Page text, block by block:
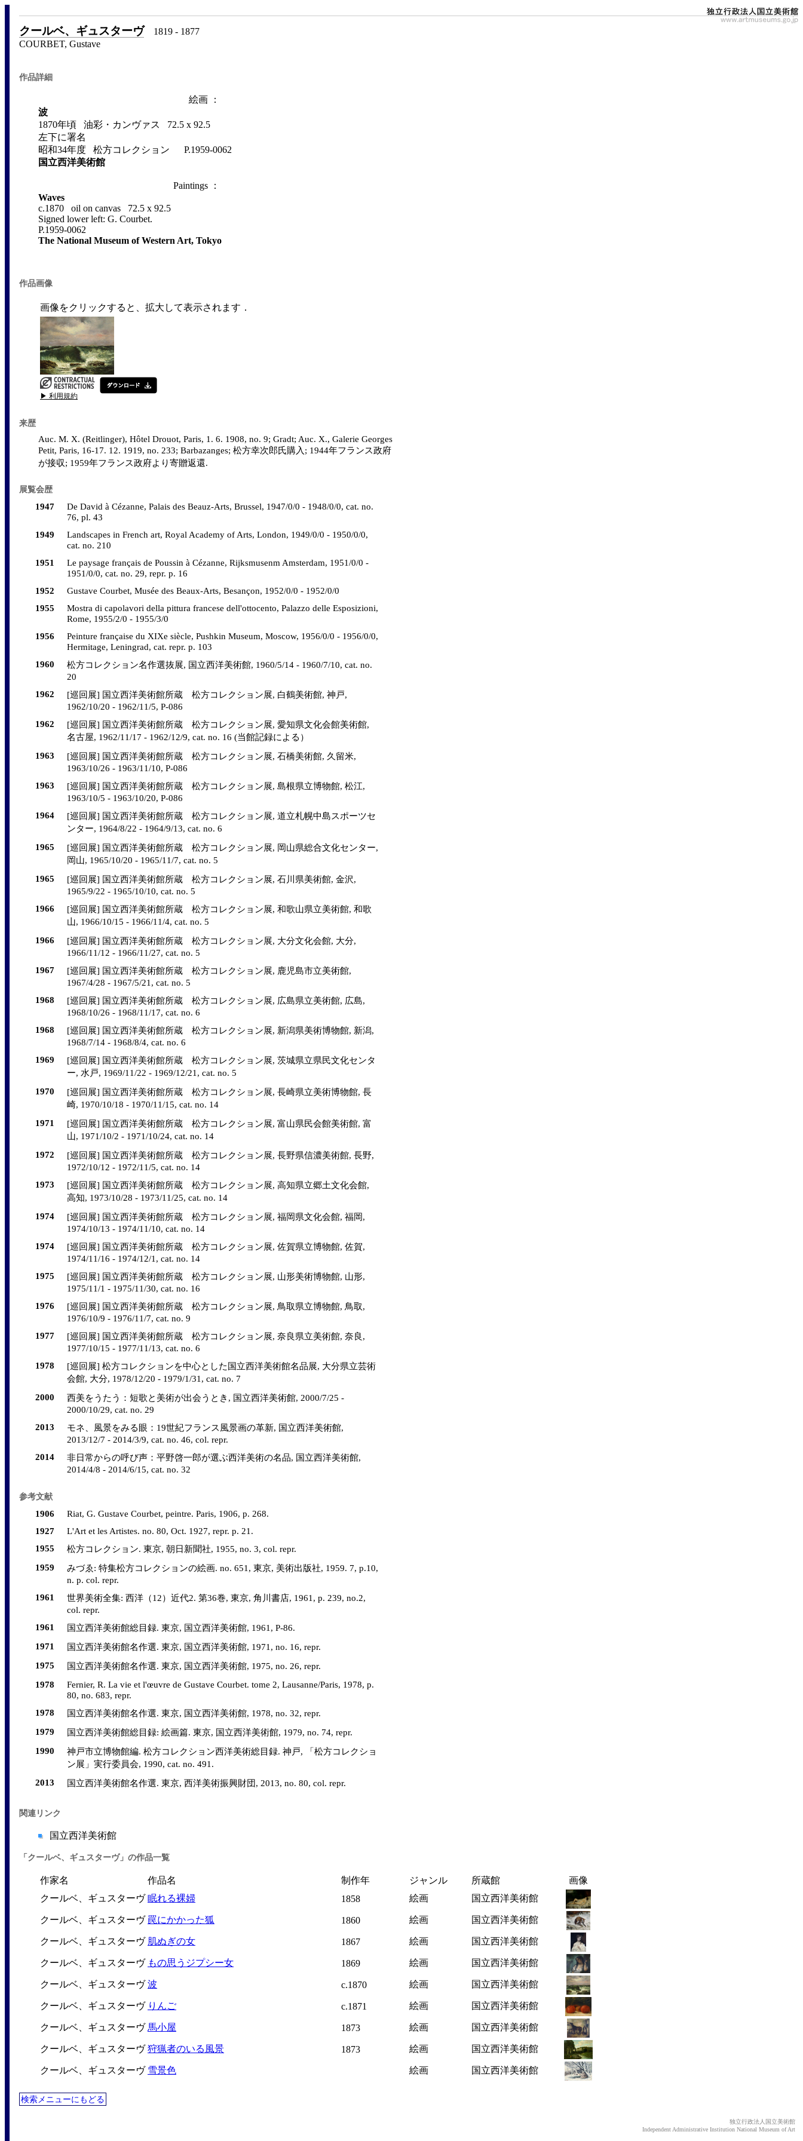
クールベ、ギュスターヴ 1819 - 1877
COURBET, Gustave
作品詳細
絵画 ：
波
1870年頃 油彩・カンヴァス 72.5 x 92.5
左下に署名
昭和34年度 松方コレクション P.1959-0062
国立西洋美術館
Paintings ：
Waves
c.1870 oil on canvas 72.5 x 92.5
Signed lower left: G. Courbet.
P.1959-0062
The National Museum of Western Art, Tokyo
作品画像
画像をクリックすると、拡大して表示されます．
▶ 利用規約
来歴
Auc. M. X. (Reitlinger), Hôtel Drouot, Paris, 1. 6. 1908, no. 9; Gradt; Auc. X., Galerie Georges
Petit, Paris, 16-17. 12. 1919, no. 233; Barbazanges; 松方幸次郎氏購入; 1944年フランス政府
が接収; 1959年フランス政府より寄贈返還.
展覧会歴
1947
De David à Cézanne, Palais des Beauz-Arts, Brussel, 1947/0/0 - 1948/0/0, cat. no.
76, pl. 43
1949
Landscapes in French art, Royal Academy of Arts, London, 1949/0/0 - 1950/0/0,
cat. no. 210
1951
Le paysage français de Poussin à Cézanne, Rijksmusenm Amsterdam, 1951/0/0 -
1951/0/0, cat. no. 29, repr. p. 16
1952
Gustave Courbet, Musée des Beaux-Arts, Besançon, 1952/0/0 - 1952/0/0
1955
Mostra di capolavori della pittura francese dell'ottocento, Palazzo delle Esposizioni,
Rome, 1955/2/0 - 1955/3/0
1956
Peinture française du XIXe siècle, Pushkin Museum, Moscow, 1956/0/0 - 1956/0/0,
Hermitage, Leningrad, cat. repr. p. 103
1960
松方コレクション名作選抜展, 国立西洋美術館, 1960/5/14 - 1960/7/10, cat. no.
20
1962
[巡回展] 国立西洋美術館所蔵 松方コレクション展, 白鶴美術館, 神戸,
1962/10/20 - 1962/11/5, P-086
1962
[巡回展] 国立西洋美術館所蔵 松方コレクション展, 愛知県文化会館美術館,
名古屋, 1962/11/17 - 1962/12/9, cat. no. 16 (当館記録による）
1963
[巡回展] 国立西洋美術館所蔵 松方コレクション展, 石橋美術館, 久留米,
1963/10/26 - 1963/11/10, P-086
1963
[巡回展] 国立西洋美術館所蔵 松方コレクション展, 島根県立博物館, 松江,
1963/10/5 - 1963/10/20, P-086
1964
[巡回展] 国立西洋美術館所蔵 松方コレクション展, 道立札幌中島スポーツセ
ンター, 1964/8/22 - 1964/9/13, cat. no. 6
1965
[巡回展] 国立西洋美術館所蔵 松方コレクション展, 岡山県総合文化センター,
岡山, 1965/10/20 - 1965/11/7, cat. no. 5
1965
[巡回展] 国立西洋美術館所蔵 松方コレクション展, 石川県美術館, 金沢,
1965/9/22 - 1965/10/10, cat. no. 5
1966
[巡回展] 国立西洋美術館所蔵 松方コレクション展, 和歌山県立美術館, 和歌
山, 1966/10/15 - 1966/11/4, cat. no. 5
1966
[巡回展] 国立西洋美術館所蔵 松方コレクション展, 大分文化会館, 大分,
1966/11/12 - 1966/11/27, cat. no. 5
1967
[巡回展] 国立西洋美術館所蔵 松方コレクション展, 鹿児島市立美術館,
1967/4/28 - 1967/5/21, cat. no. 5
1968
[巡回展] 国立西洋美術館所蔵 松方コレクション展, 広島県立美術館, 広島,
1968/10/26 - 1968/11/17, cat. no. 6
1968
[巡回展] 国立西洋美術館所蔵 松方コレクション展, 新潟県美術博物館, 新潟,
1968/7/14 - 1968/8/4, cat. no. 6
1969
[巡回展] 国立西洋美術館所蔵 松方コレクション展, 茨城県立県民文化センタ
ー, 水戸, 1969/11/22 - 1969/12/21, cat. no. 5
1970
[巡回展] 国立西洋美術館所蔵 松方コレクション展, 長崎県立美術博物館, 長
崎, 1970/10/18 - 1970/11/15, cat. no. 14
1971
[巡回展] 国立西洋美術館所蔵 松方コレクション展, 富山県民会館美術館, 富
山, 1971/10/2 - 1971/10/24, cat. no. 14
1972
[巡回展] 国立西洋美術館所蔵 松方コレクション展, 長野県信濃美術館, 長野,
1972/10/12 - 1972/11/5, cat. no. 14
1973
[巡回展] 国立西洋美術館所蔵 松方コレクション展, 高知県立郷土文化会館,
高知, 1973/10/28 - 1973/11/25, cat. no. 14
1974
[巡回展] 国立西洋美術館所蔵 松方コレクション展, 福岡県文化会館, 福岡,
1974/10/13 - 1974/11/10, cat. no. 14
1974
[巡回展] 国立西洋美術館所蔵 松方コレクション展, 佐賀県立博物館, 佐賀,
1974/11/16 - 1974/12/1, cat. no. 14
1975
[巡回展] 国立西洋美術館所蔵 松方コレクション展, 山形美術博物館, 山形,
1975/11/1 - 1975/11/30, cat. no. 16
1976
[巡回展] 国立西洋美術館所蔵 松方コレクション展, 鳥取県立博物館, 鳥取,
1976/10/9 - 1976/11/7, cat. no. 9
1977
[巡回展] 国立西洋美術館所蔵 松方コレクション展, 奈良県立美術館, 奈良,
1977/10/15 - 1977/11/13, cat. no. 6
1978
[巡回展] 松方コレクションを中心とした国立西洋美術館名品展, 大分県立芸術
会館, 大分, 1978/12/20 - 1979/1/31, cat. no. 7
2000
西美をうたう：短歌と美術が出会うとき, 国立西洋美術館, 2000/7/25 -
2000/10/29, cat. no. 29
2013
モネ、風景をみる眼：19世紀フランス風景画の革新, 国立西洋美術館,
2013/12/7 - 2014/3/9, cat. no. 46, col. repr.
2014
非日常からの呼び声：平野啓一郎が選ぶ西洋美術の名品, 国立西洋美術館,
2014/4/8 - 2014/6/15, cat. no. 32
参考文献
1906
Riat, G. Gustave Courbet, peintre. Paris, 1906, p. 268.
1927
L'Art et les Artistes. no. 80, Oct. 1927, repr. p. 21.
1955
松方コレクション. 東京, 朝日新聞社, 1955, no. 3, col. repr.
1959
みづゑ: 特集松方コレクションの絵画. no. 651, 東京, 美術出版社, 1959. 7, p.10,
n. p. col. repr.
1961
世界美術全集: 西洋（12）近代2. 第36巻, 東京, 角川書店, 1961, p. 239, no.2,
col. repr.
1961
国立西洋美術館総目録. 東京, 国立西洋美術館, 1961, P-86.
1971
国立西洋美術館名作選. 東京, 国立西洋美術館, 1971, no. 16, repr.
1975
国立西洋美術館名作選. 東京, 国立西洋美術館, 1975, no. 26, repr.
1978
Fernier, R. La vie et l'œuvre de Gustave Courbet. tome 2, Lausanne/Paris, 1978, p.
80, no. 683, repr.
1978
国立西洋美術館名作選. 東京, 国立西洋美術館, 1978, no. 32, repr.
1979
国立西洋美術館総目録: 絵画篇. 東京, 国立西洋美術館, 1979, no. 74, repr.
1990
神戸市立博物館編. 松方コレクション西洋美術総目録. 神戸, 「松方コレクショ
ン展」実行委員会, 1990, cat. no. 491.
2013
国立西洋美術館名作選. 東京, 西洋美術振興財団, 2013, no. 80, col. repr.
関連リンク
国立西洋美術館
「クールベ、ギュスターヴ」の作品一覧
作家名 作品名 制作年 ジャンル 所蔵館
画像
クールベ、ギュスターヴ 眠れる裸婦 1858 絵画 国立西洋美術館
クールベ、ギュスターヴ 罠にかかった狐 1860 絵画 国立西洋美術館
クールベ、ギュスターヴ 肌ぬぎの女 1867 絵画 国立西洋美術館
クールベ、ギュスターヴ もの思うジプシー女 1869 絵画 国立西洋美術館
クールベ、ギュスターヴ 波 c.1870 絵画 国立西洋美術館
クールベ、ギュスターヴ りんご c.1871 絵画 国立西洋美術館
クールベ、ギュスターヴ 馬小屋 1873 絵画 国立西洋美術館
クールベ、ギュスターヴ 狩猟者のいる風景 1873 絵画 国立西洋美術館
クールベ、ギュスターヴ 雪景色 絵画 国立西洋美術館
検索メニューにもどる
独立行政法人国立美術館
Independent Administrative Institution National Museum of Art